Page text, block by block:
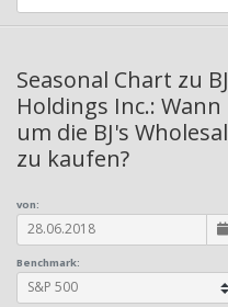
Seasonal Chart zu
Holdings Inc.:
um die BJ's
zu kaufen?
Benchmark:
von: